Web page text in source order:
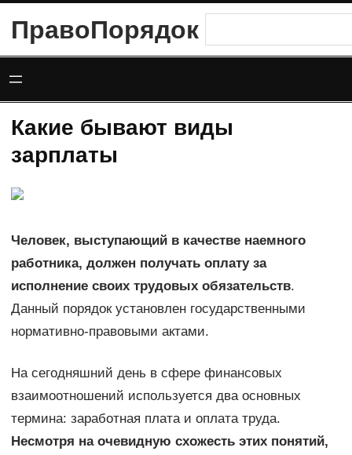
содержимому
ПравоПорядок
Какие бывают виды
зарплаты
Человек, выступающий в качестве наемного
работника, должен получать оплату за
исполнение своих трудовых обязательств.
Данный порядок установлен государственными
нормативно-правовыми актами.
На сегодняшний день в сфере финансовых
взаимоотношений используется два основных
термина: заработная плата и оплата труда.
Несмотря на очевидную схожесть этих понятий,